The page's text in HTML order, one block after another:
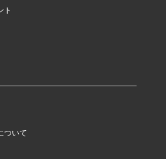
ト
ついて